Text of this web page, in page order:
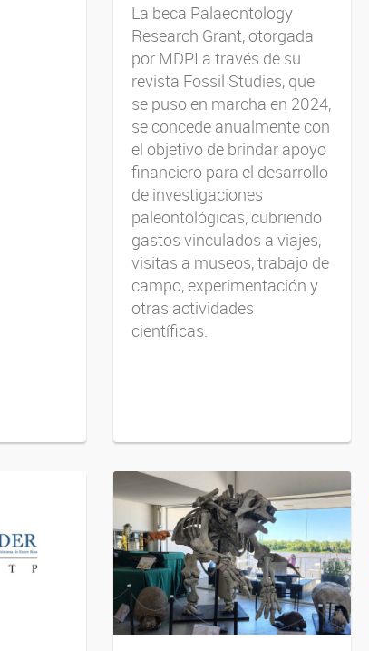
La beca Palaeontology
Research Grant, otorgada
por MDPI a través de su
revista Fossil Studies, que
se puso en marcha en 2024,
se concede anualmente con
el objetivo de brindar apoyo
financiero para el desarrollo
de investigaciones
paleontológicas, cubriendo
gastos vinculados a viajes,
visitas a museos, trabajo de
campo, experimentación y
otras actividades
científicas.